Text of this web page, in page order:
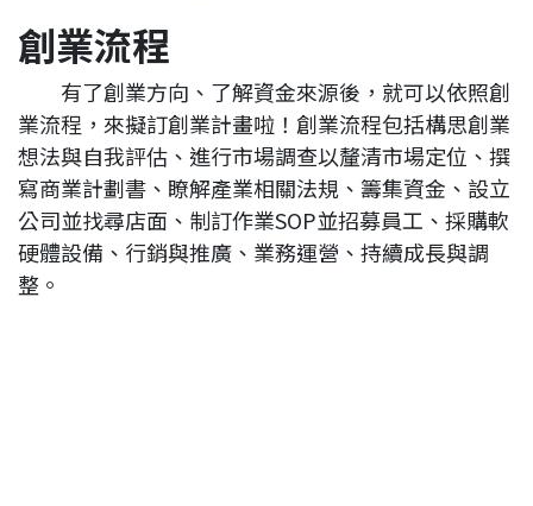
創業流程
有了創業方向、了解資金來源後，就可以依照創
業流程，來擬訂創業計畫啦！創業流程包括構思創業
想法與自我評估、進行市場調查以釐清市場定位、撰
寫商業計劃書、瞭解產業相關法規、籌集資金、設立
公司並找尋店面、制訂作業SOP並招募員工、採購軟
硬體設備、行銷與推廣、業務運營、持續成長與調
整。